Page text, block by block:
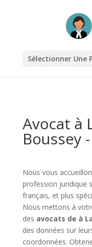
Sélectionner Une
Avocat à
Boussey
Nous vous
profession juridique
français, et plus
Nous mettons à
des avocats de à
des données sur
coordonnées.